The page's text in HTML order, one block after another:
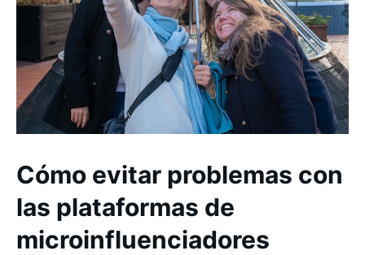
Cómo evitar problemas con
las plataformas de
microinfluenciadores